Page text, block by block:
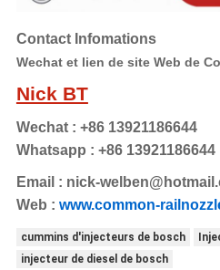
Contact Infomations
Wechat et lien de site Web de
Nick BT
Wechat : +86 13921186644
Whatsapp : +86 13921186644
Email : nick-
Web : www.common-
cummins d'injecteurs de bosch
injecteur de diesel de bosch